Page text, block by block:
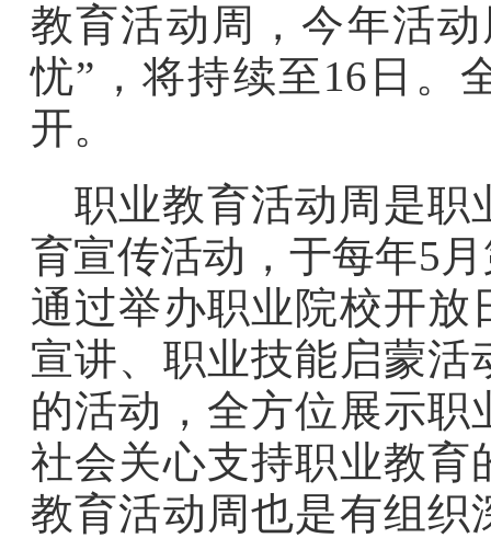
教育活动周，今年活
忧”，将持续至16日。
开。
职业教育活动周是职
育宣传活动，于每年5
通过举办职业院校开放
宣讲、职业技能启蒙活
的活动，全方位展示
社会关心支持职业教育
教育活动周也是有组织